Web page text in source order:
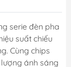
serie đèn pha
suất chiếu
Cùng chips
ánh sáng